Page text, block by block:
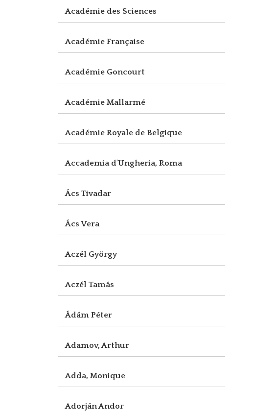
Académie des Sciences
Académie Française
Académie Goncourt
Académie Mallarmé
Académie Royale de Belgique
Accademia d'Ungheria, Roma
Ács Tivadar
Ács Vera
Aczél György
Aczél Tamás
Ádám Péter
Adamov, Arthur
Adda, Monique
Adorján Andor